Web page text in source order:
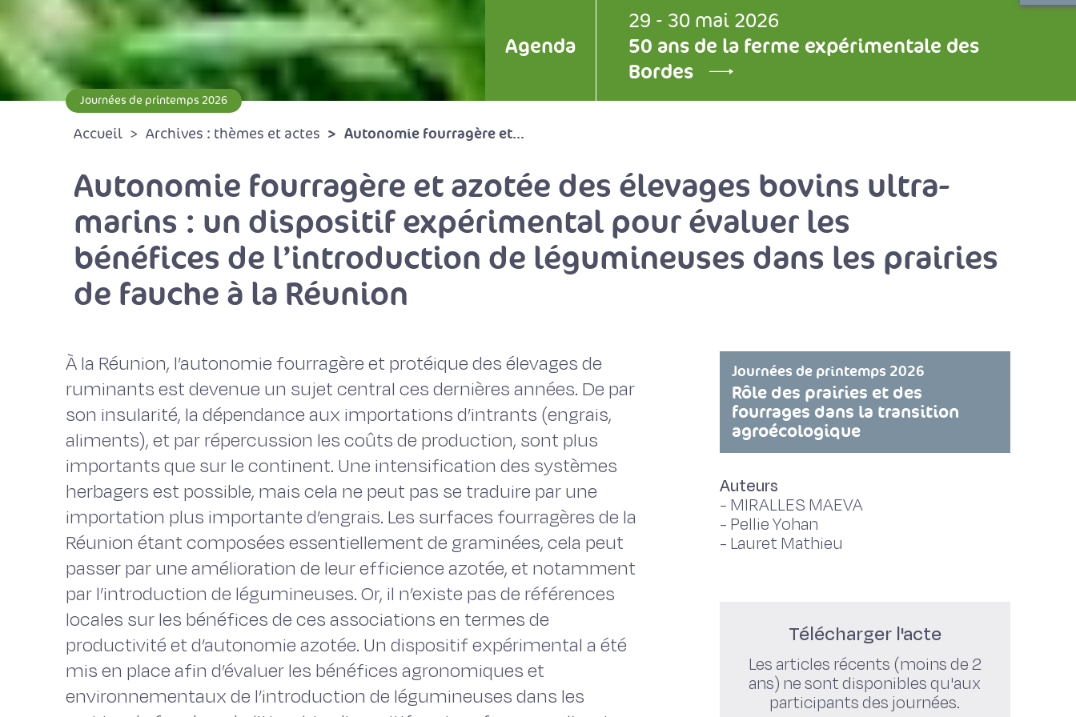
Agenda
29 - 30 mai 2026
50 ans de la ferme expérimentale des
Bordes
Journées de printemps 2026
Accueil Archives : thèmes et actes Autonomie fourragère et...
Autonomie fourragère et azotée des élevages bovins ultra-
marins : un dispositif expérimental pour évaluer les
bénéfices de l’introduction de légumineuses dans les prairies
de fauche à la Réunion
À la Réunion, l’autonomie fourragère et protéique des élevages de
ruminants est devenue un sujet central ces dernières années. De par
son insularité, la dépendance aux importations d’intrants (engrais,
aliments), et par répercussion les coûts de production, sont plus
importants que sur le continent. Une intensification des systèmes
herbagers est possible, mais cela ne peut pas se traduire par une
importation plus importante d’engrais. Les surfaces fourragères de la
Réunion étant composées essentiellement de graminées, cela peut
passer par une amélioration de leur efficience azotée, et notamment
par l’introduction de légumineuses. Or, il n’existe pas de références
locales sur les bénéfices de ces associations en termes de
productivité et d’autonomie azotée. Un dispositif expérimental a été
mis en place afin d’évaluer les bénéfices agronomiques et
environnementaux de l’introduction de légumineuses dans les
Journées de printemps 2026
Rôle des prairies et des
fourrages dans la transition
agroécologique
Auteurs
- MIRALLES MAEVA
- Pellie Yohan
- Lauret Mathieu
Télécharger l'acte
Les articles récents (moins de 2
ans) ne sont disponibles qu'aux
participants des journées.